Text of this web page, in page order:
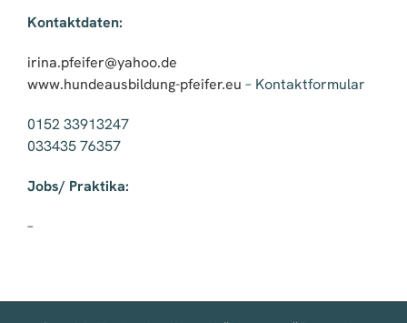
Kontaktdaten:
irina.pfeifer@yahoo.de
www.hundeausbildung-pfeifer.eu – Kontaktformular
0152 33913247
033435 76357
Jobs/ Praktika:
–